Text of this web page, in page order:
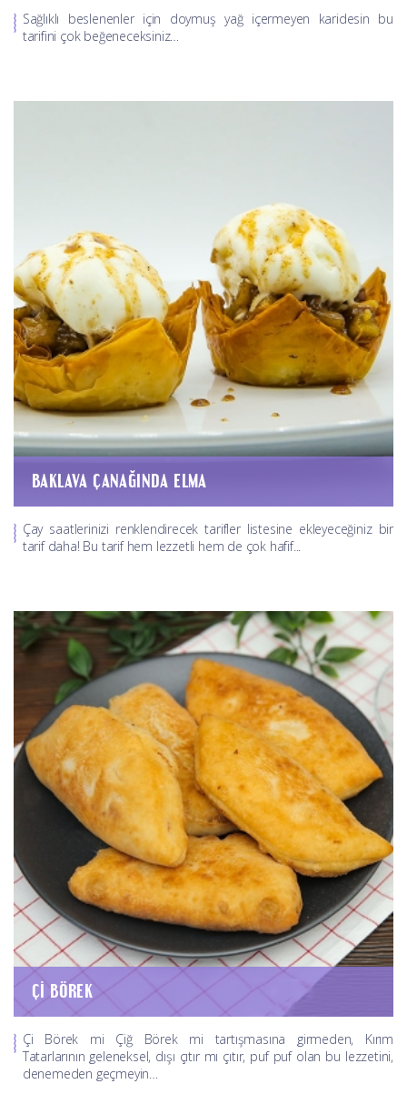
Sağlıklı beslenenler için doymuş yağ içermeyen karidesin bu
tarifini çok beğeneceksiniz…
BAKLAVA ÇANAĞINDA ELMA
Çay saatlerinizi renklendirecek tarifler listesine ekleyeceğiniz bir
tarif daha! Bu tarif hem lezzetli hem de çok hafif...
ÇI BÖREK
Çi Börek mi Çiğ Börek mi tartışmasına girmeden, Kırım
Tatarlarının geleneksel, dışı çıtır mı çıtır, puf puf olan bu lezzetini,
denemeden geçmeyin…